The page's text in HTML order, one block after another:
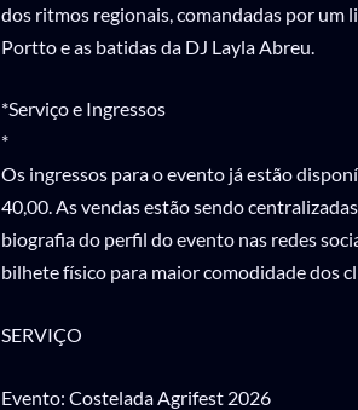
dos ritmos regionais, comandadas por um
Portto e as batidas da DJ Layla Abreu.
*Serviço e Ingressos
*
Os ingressos para o evento já estão
40,00. As vendas estão sendo
biografia do perfil do evento nas redes
bilhete físico para maior comodidade dos
SERVIÇO
Evento: Costelada Agrifest 2026